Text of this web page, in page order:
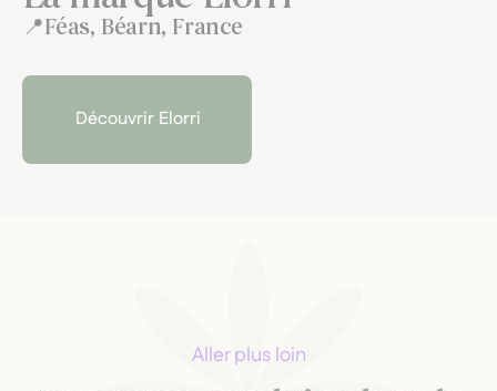
Féas, Béarn, France
Découvrir Elorri
Aller plus loin